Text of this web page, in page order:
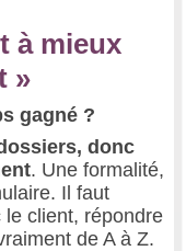
à mieux
»
gagné ?
donc
. Une formalité,
Il faut
client, répondre
de A à Z.